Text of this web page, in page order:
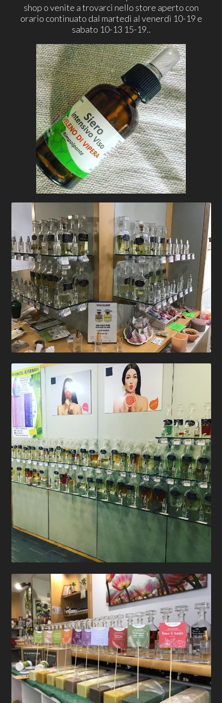
shop o venite a trovarci nello store aperto con
orario continuato dal martedì al venerdì 10-19 e
sabato 10-13 15-19..